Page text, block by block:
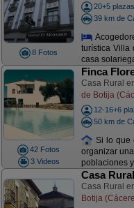
8 Fotos
20+5 plazas
39 km de
turística Villa
casa
42 Fotos
3 Videos
Finca
Casa Rural
de Botija
12-16+6
50 km de
Si lo que
organizar
poblaciones
Casa
Casa Rural
Botija